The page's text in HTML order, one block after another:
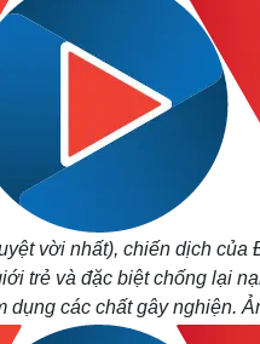
vời nhất), chiến dịch
trẻ và đặc biệt chống lại
dụng các chất gây nghiện.